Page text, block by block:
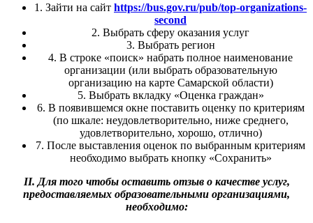
1. Зайти на сайт https://bus.gov.ru/pub/top-organizations-
second
2. Выбрать сферу оказания услуг
3. Выбрать регион
4. В строке «поиск» набрать полное наименование
организации (или выбрать образовательную
организацию на карте Самарской области)
5. Выбрать вкладку «Оценка граждан»
6. В появившемся окне поставить оценку по критериям
(по шкале: неудовлетворительно, ниже среднего,
удовлетворительно, хорошо, отлично)
7. После выставления оценок по выбранным критериям
необходимо выбрать кнопку «Сохранить»
II. Для того чтобы оставить отзыв о качестве услуг,
предоставляемых образовательными организациями,
необходимо: